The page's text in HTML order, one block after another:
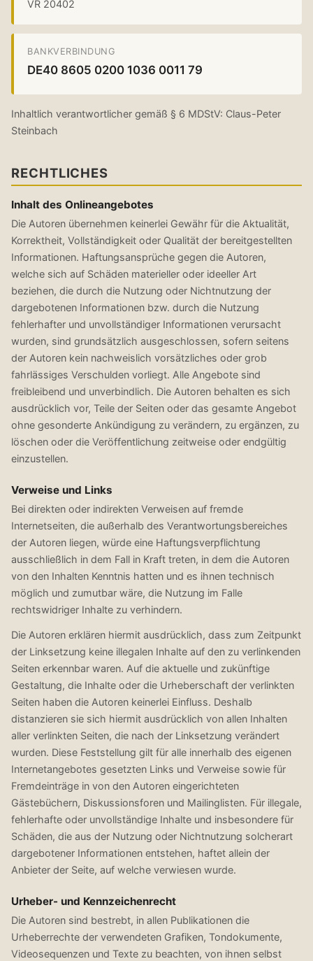
VR 20402
BANKVERBINDUNG
DE40 8605 0200 1036 0011 79
Inhaltlich verantwortlicher gemäß § 6 MDStV: Claus-Peter
Steinbach
RECHTLICHES
Inhalt des Onlineangebotes
Die Autoren übernehmen keinerlei Gewähr für die Aktualität,
Korrektheit, Vollständigkeit oder Qualität der bereitgestellten
Informationen. Haftungsansprüche gegen die Autoren,
welche sich auf Schäden materieller oder ideeller Art
beziehen, die durch die Nutzung oder Nichtnutzung der
dargebotenen Informationen bzw. durch die Nutzung
fehlerhafter und unvollständiger Informationen verursacht
wurden, sind grundsätzlich ausgeschlossen, sofern seitens
der Autoren kein nachweislich vorsätzliches oder grob
fahrlässiges Verschulden vorliegt. Alle Angebote sind
freibleibend und unverbindlich. Die Autoren behalten es sich
ausdrücklich vor, Teile der Seiten oder das gesamte Angebot
ohne gesonderte Ankündigung zu verändern, zu ergänzen, zu
löschen oder die Veröffentlichung zeitweise oder endgültig
einzustellen.
Verweise und Links
Bei direkten oder indirekten Verweisen auf fremde
Internetseiten, die außerhalb des Verantwortungsbereiches
der Autoren liegen, würde eine Haftungsverpflichtung
ausschließlich in dem Fall in Kraft treten, in dem die Autoren
von den Inhalten Kenntnis hatten und es ihnen technisch
möglich und zumutbar wäre, die Nutzung im Falle
rechtswidriger Inhalte zu verhindern.
Die Autoren erklären hiermit ausdrücklich, dass zum Zeitpunkt
der Linksetzung keine illegalen Inhalte auf den zu verlinkenden
Seiten erkennbar waren. Auf die aktuelle und zukünftige
Gestaltung, die Inhalte oder die Urheberschaft der verlinkten
Seiten haben die Autoren keinerlei Einfluss. Deshalb
distanzieren sie sich hiermit ausdrücklich von allen Inhalten
aller verlinkten Seiten, die nach der Linksetzung verändert
wurden. Diese Feststellung gilt für alle innerhalb des eigenen
Internetangebotes gesetzten Links und Verweise sowie für
Fremdeinträge in von den Autoren eingerichteten
Gästebüchern, Diskussionsforen und Mailinglisten. Für illegale,
fehlerhafte oder unvollständige Inhalte und insbesondere für
Schäden, die aus der Nutzung oder Nichtnutzung solcherart
dargebotener Informationen entstehen, haftet allein der
Anbieter der Seite, auf welche verwiesen wurde.
Urheber- und Kennzeichenrecht
Die Autoren sind bestrebt, in allen Publikationen die
Urheberrechte der verwendeten Grafiken, Tondokumente,
Videosequenzen und Texte zu beachten, von ihnen selbst